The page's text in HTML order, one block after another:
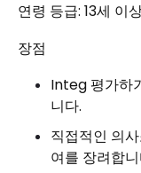
연령 등급: 13세 이
장점
Integ 평가하
니다.
직접적인 의
여를 장려합